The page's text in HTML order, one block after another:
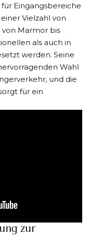
für Eingangsbereiche
Vielzahl von
Marmor bis
als auch in
werden. Seine
Wahl
und die
für ein
zur